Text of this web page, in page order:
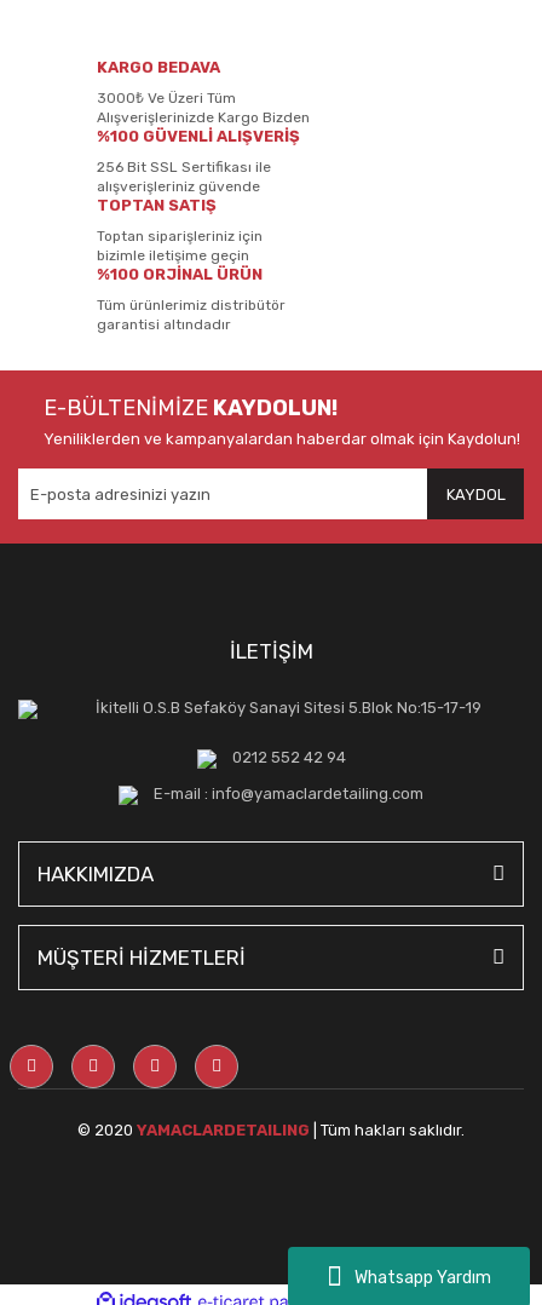
Whatsapp Yardım
KARGO BEDAVA
3000₺ Ve Üzeri Tüm
Alışverişlerinizde Kargo Bizden
%100 GÜVENLİ ALIŞVERİŞ
256 Bit SSL Sertifikası ile
alışverişleriniz güvende
TOPTAN SATIŞ
Toptan siparişleriniz için
bizimle iletişime geçin
%100 ORJİNAL ÜRÜN
Tüm ürünlerimiz distribütör
garantisi altındadır
E-BÜLTENİMİZE KAYDOLUN!
Yeniliklerden ve kampanyalardan haberdar olmak için Kaydolun!
KAYDOL
İLETİŞİM
İkitelli O.S.B Sefaköy Sanayi Sitesi 5.Blok No:15-17-19
0212 552 42 94
E-mail : info@yamaclardetailing.com
HAKKIMIZDA
MÜŞTERİ HİZMETLERİ
© 2020 YAMACLARDETAILING | Tüm hakları saklıdır.